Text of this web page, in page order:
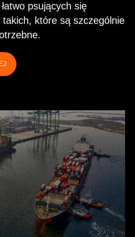
psujących się
które są szczególnie